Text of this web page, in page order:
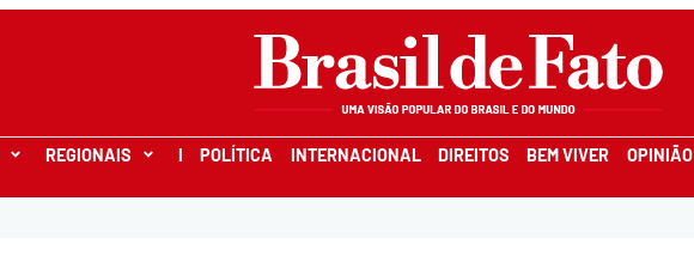
REGIONAIS I POLÍTICA INTERNACIONAL DIREITOS BEM VIVER OPINIÃO